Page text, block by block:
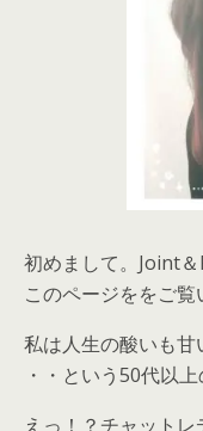
初めまして。Joint＆
このページををご覧
私は人生の酸いも
・・という50代以上
えっ！？チャット